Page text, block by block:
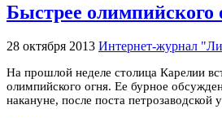
Быстрее олимпийского
28 октября 2013 Интернет-журнал
На прошлой неделе столица Карелии
олимпийского огня. Ее бурное
накануне, после поста петрозаводской